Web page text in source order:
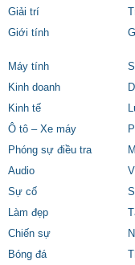
Giải trí
Giới tính
Máy tính
Kinh doanh
Kinh tế
Ô tô – Xe máy
Phóng sự điều tra
Audio
Sự cố
Làm đẹp
Chiến sự
Bóng đá